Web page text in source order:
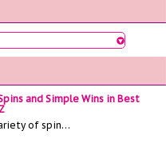
and Simple Wins in Best
of spin…